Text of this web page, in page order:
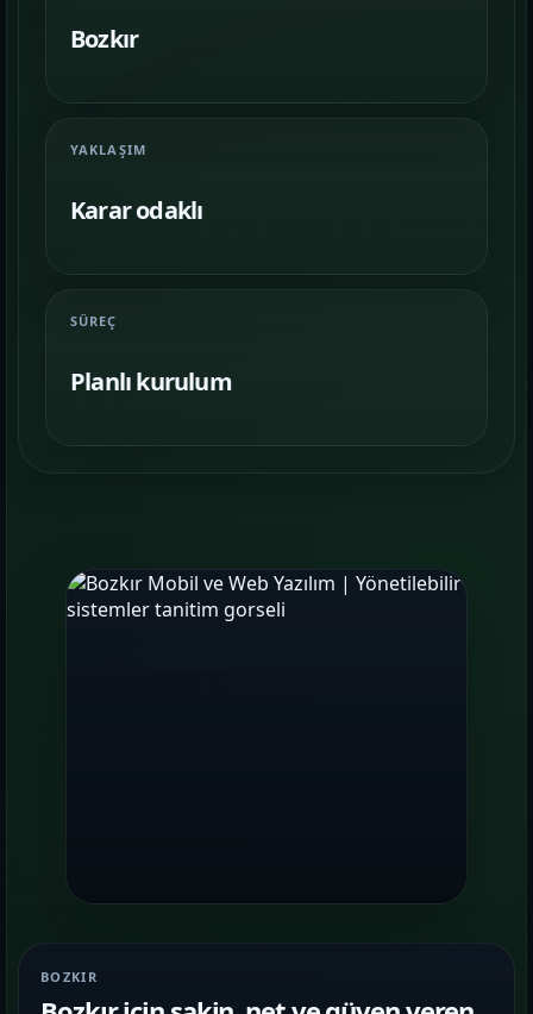
06
Bozkır
YAKLAŞIM
Karar odaklı
SÜREÇ
Planlı kurulum
BOZKIR